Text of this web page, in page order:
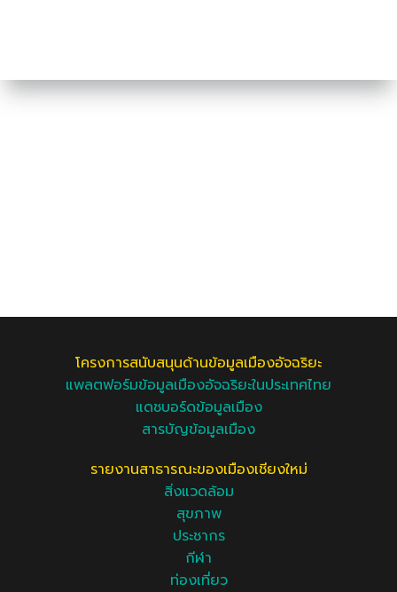
โครงการสนับสนุนด้านข้อมูลเมืองอัจฉริยะ
แพลตฟอร์มข้อมูลเมืองอัจฉริยะในประเทศไทย
แดชบอร์ดข้อมูลเมือง
สารบัญข้อมูลเมือง
รายงานสาธารณะของเมืองเชียงใหม่
สิ่งแวดล้อม
สุขภาพ
ประชากร
กีฬา
ท่องเที่ยว